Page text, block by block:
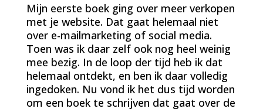
Mijn eerste boek ging over meer verkopen
met je website. Dat gaat helemaal niet
over e-mailmarketing of social media.
Toen was ik daar zelf ook nog heel weinig
mee bezig. In de loop der tijd heb ik dat
helemaal ontdekt, en ben ik daar volledig
ingedoken. Nu vond ik het dus tijd worden
om een boek te schrijven dat gaat over de